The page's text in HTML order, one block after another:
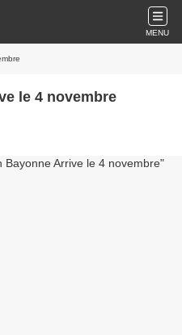
MENU
le 4 novembre